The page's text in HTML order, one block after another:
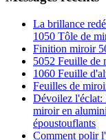
La brillance
1050 Tôle de
Finition miroir
5052 Feuille de
1060 Feuille
Feuilles de
Dévoilez l'éclat:
miroir en
époustouflants
Comment polir